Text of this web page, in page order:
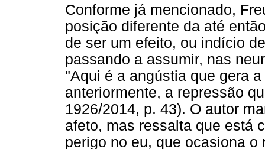
Conforme já mencionado,
posição diferente da até
de ser um efeito, ou indício
passando a assumir, nas
"Aqui é a angústia que gera
anteriormente, a repressão
1926/2014, p. 43). O autor
afeto, mas ressalta que está
perigo no eu, que ocasiona